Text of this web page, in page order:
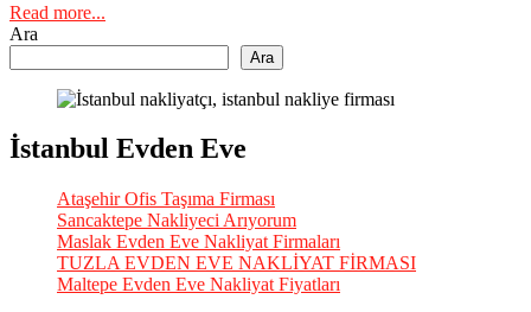
Read more...
Ara
Ara
İstanbul Evden Eve
Ataşehir Ofis Taşıma Firması
Sancaktepe Nakliyeci Arıyorum
Maslak Evden Eve Nakliyat Firmaları
TUZLA EVDEN EVE NAKLİYAT FİRMASI
Maltepe Evden Eve Nakliyat Fiyatları